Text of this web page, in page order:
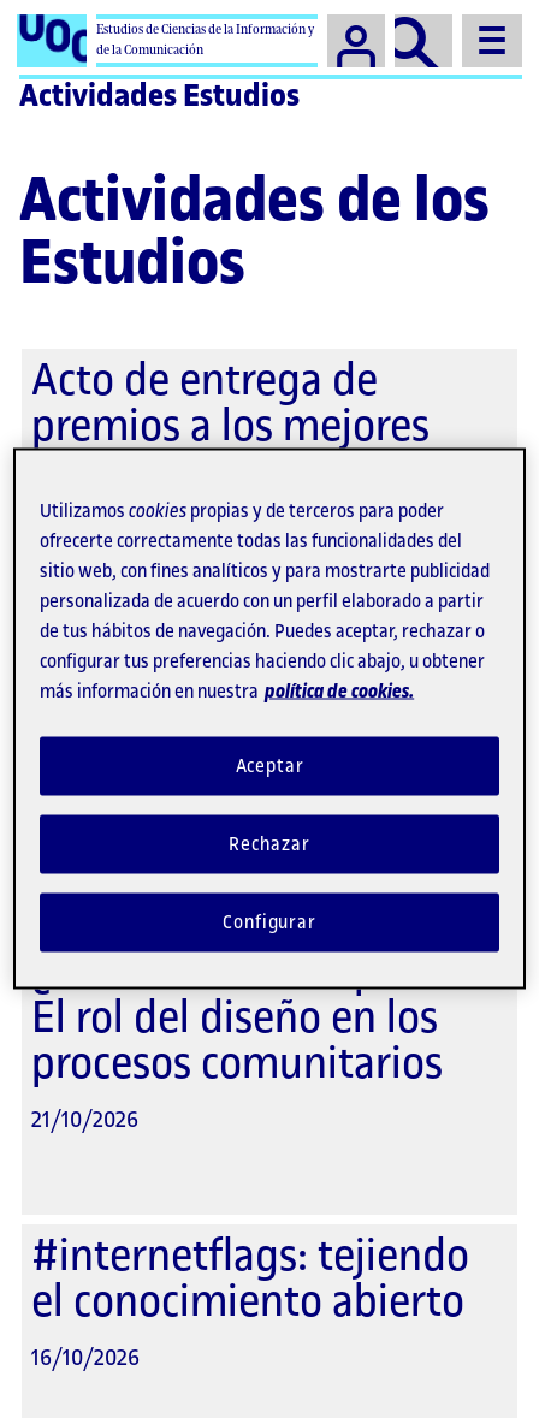
Estudios de Ciencias de la Información y
de la Comunicación
Campus
Actividades Estudios
Actividades de los
Estudios
Acto de entrega de
premios a los mejores
y Máster Universitario
10/12/2026
Seminario de Estudios
Culturales IV:
Imaginarios, saberes e
identidades de frontera
05/11/2026
¿Codiseñar o vampirizar?
El rol del diseño en los
procesos comunitarios
21/10/2026
#internetflags: tejiendo
el conocimiento abierto
16/10/2026
Utilizamoscookies propias y de terceros para poder
ofrecerte correctamente todas las funcionalidades del
sitio web, con fines analíticos y para mostrarte publicidad
personalizada de acuerdo con un perfil elaborado a partir
de tus hábitos de navegación. Puedes aceptar, rechazar o
configurar tus preferencias haciendo clic abajo, u obtener
más información en nuestra política de cookies.
Rechazar
Aceptar
Configurar